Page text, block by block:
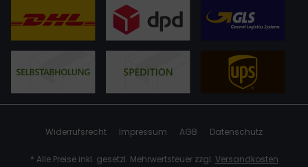
Widerrufsrecht Impressum AGB Datenschutz
* Alle Preise inkl. gesetzl. Mehrwertsteuer zzgl. Versandkosten